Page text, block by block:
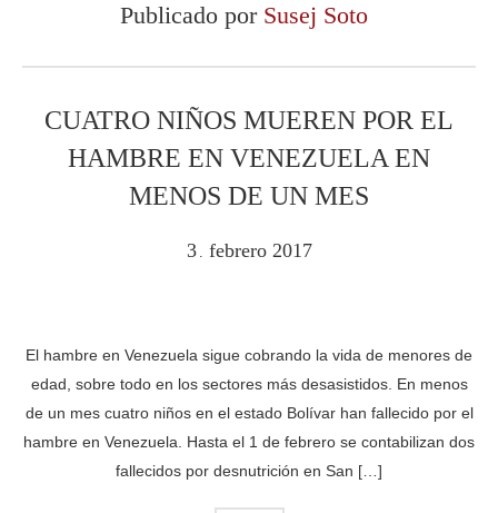
Publicado por Susej Soto
CUATRO NIÑOS MUEREN POR EL
HAMBRE EN VENEZUELA EN
MENOS DE UN MES
3 . febrero 2017
El hambre en Venezuela sigue cobrando la vida de menores de
edad, sobre todo en los sectores más desasistidos. En menos
de un mes cuatro niños en el estado Bolívar han fallecido por el
hambre en Venezuela. Hasta el 1 de febrero se contabilizan dos
fallecidos por desnutrición en San […]